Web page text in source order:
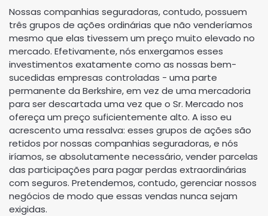
Nossas companhias seguradoras, contudo, possuem
três grupos de ações ordinárias que não venderíamos
mesmo que elas tivessem um preço muito elevado no
mercado. Efetivamente, nós enxergamos esses
investimentos exatamente como as nossas bem-
sucedidas empresas controladas - uma parte
permanente da Berkshire, em vez de uma mercadoria
para ser descartada uma vez que o Sr. Mercado nos
ofereça um preço suficientemente alto. A isso eu
acrescento uma ressalva: esses grupos de ações são
retidos por nossas companhias seguradoras, e nós
iríamos, se absolutamente necessário, vender parcelas
das participações para pagar perdas extraordinárias
com seguros. Pretendemos, contudo, gerenciar nossos
negócios de modo que essas vendas nunca sejam
exigidas.